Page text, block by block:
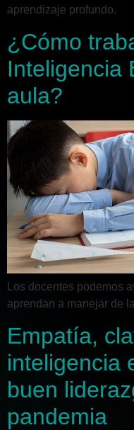
aprendizaje profundo.
¿Cómo
Inteligencia
aula?
Los docentes podemos
aprendan a manejar de
Empatía,
inteligencia
buen
pandemia